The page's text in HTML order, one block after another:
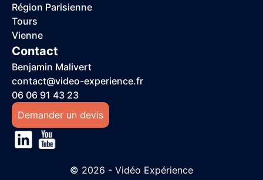
Région Parisienne
Tours
Vienne
Contact
Benjamin Malivert
contact@video-experience.fr
06 06 91 43 23
Demander un devis
© 2026 - Vidéo Expérience